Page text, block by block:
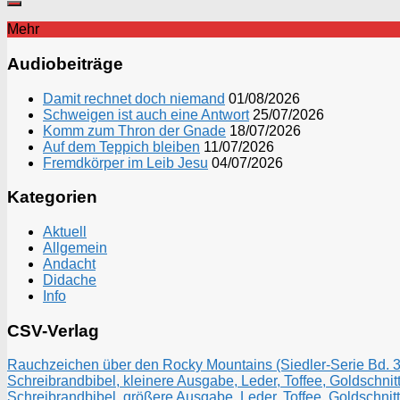
Mehr
Audiobeiträge
Damit rechnet doch niemand 01/08/2026
Schweigen ist auch eine Antwort 25/07/2026
Komm zum Thron der Gnade 18/07/2026
Auf dem Teppich bleiben 11/07/2026
Fremdkörper im Leib Jesu 04/07/2026
Kategorien
Aktuell
Allgemein
Andacht
Didache
Info
CSV-Verlag
Rauchzeichen über den Rocky Mountains (Siedler-Serie Bd.
Schreibrandbibel, kleinere Ausgabe, Leder, Toffee,